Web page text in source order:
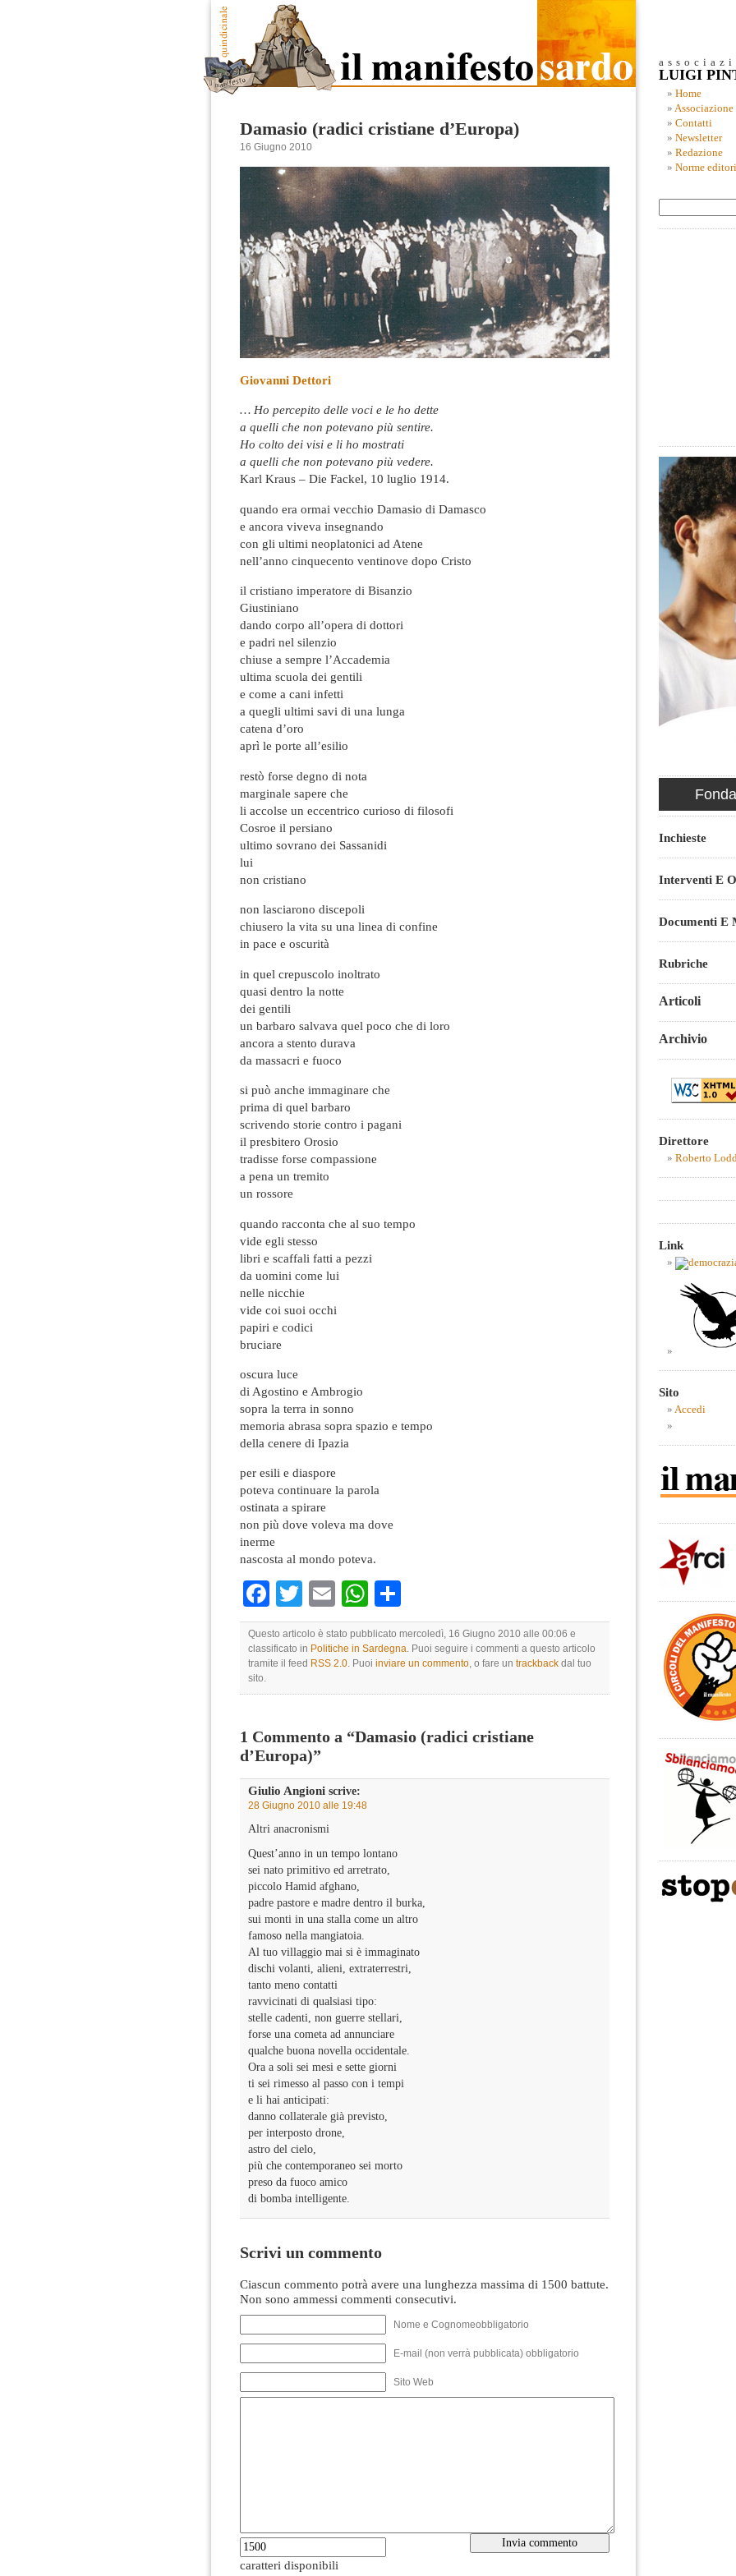
Damasio (radici cristiane d’Europa)
16 Giugno 2010
Giovanni Dettori
… Ho percepito delle voci e le ho dette
a quelli che non potevano più sentire.
Ho colto dei visi e li ho mostrati
a quelli che non potevano più vedere.
Karl Kraus – Die Fackel, 10 luglio 1914.
quando era ormai vecchio Damasio di Damasco
e ancora viveva insegnando
con gli ultimi neoplatonici ad Atene
nell’anno cinquecento ventinove dopo Cristo
il cristiano imperatore di Bisanzio
Giustiniano
dando corpo all’opera di dottori
e padri nel silenzio
chiuse a sempre l’Accademia
ultima scuola dei gentili
e come a cani infetti
a quegli ultimi savi di una lunga
catena d’oro
aprì le porte all’esilio
restò forse degno di nota
marginale sapere che
li accolse un eccentrico curioso di filosofi
Cosroe il persiano
ultimo sovrano dei Sassanidi
lui
non cristiano
non lasciarono discepoli
chiusero la vita su una linea di confine
in pace e oscurità
in quel crepuscolo inoltrato
quasi dentro la notte
dei gentili
un barbaro salvava quel poco che di loro
ancora a stento durava
da massacri e fuoco
si può anche immaginare che
prima di quel barbaro
scrivendo storie contro i pagani
il presbitero Orosio
tradisse forse compassione
a pena un tremito
un rossore
quando racconta che al suo tempo
vide egli stesso
libri e scaffali fatti a pezzi
da uomini come lui
nelle nicchie
vide coi suoi occhi
papiri e codici
bruciare
oscura luce
di Agostino e Ambrogio
sopra la terra in sonno
memoria abrasa sopra spazio e tempo
della cenere di Ipazia
per esili e diaspore
poteva continuare la parola
ostinata a spirare
non più dove voleva ma dove
inerme
nascosta al mondo poteva.
Facebook
TwitterEmailWhatsApp
Questo articolo è stato pubblicato mercoledì, 16 Giugno 2010 alle 00:06 e
classificato in Politiche in Sardegna. Puoi seguire i commenti a questo articolo
tramite il feed RSS 2.0. Puoi inviare un commento, o fare un trackback dal tuo
sito.
1 Commento a “Damasio (radici cristiane
d’Europa)”
Giulio Angioni scrive:
28 Giugno 2010 alle 19:48
Altri anacronismi
Quest’anno in un tempo lontano
sei nato primitivo ed arretrato,
piccolo Hamid afghano,
padre pastore e madre dentro il burka,
sui monti in una stalla come un altro
famoso nella mangiatoia.
Al tuo villaggio mai si è immaginato
dischi volanti, alieni, extraterrestri,
tanto meno contatti
ravvicinati di qualsiasi tipo:
stelle cadenti, non guerre stellari,
forse una cometa ad annunciare
qualche buona novella occidentale.
Ora a soli sei mesi e sette giorni
ti sei rimesso al passo con i tempi
e li hai anticipati:
danno collaterale già previsto,
per interposto drone,
astro del cielo,
più che contemporaneo sei morto
preso da fuoco amico
di bomba intelligente.
Scrivi un commento
Ciascun commento potrà avere una lunghezza massima di 1500 battute.
Non sono ammessi commenti consecutivi.
Nome e Cognomeobbligatorio
E-mail (non verrà pubblicata) obbligatorio
Sito Web
caratteri disponibili
LUIGI
Home
Associazione
Contatti
Newsletter
Redazione
Norme
Inchieste
Interventi E
Documenti E
Rubriche
Articoli
Archivio
Direttore
Roberto
Link
Sito
Accedi